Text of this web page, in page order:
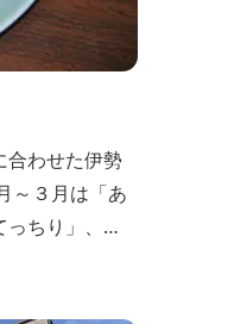
合わせた伊勢
ちり」、
打っていた